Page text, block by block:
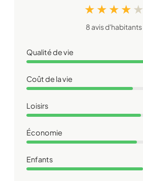
★ ★ ★ ★ ★
8 avis d'habitants
Qualité de vie
Coût de la vie
Loisirs
Économie
Enfants